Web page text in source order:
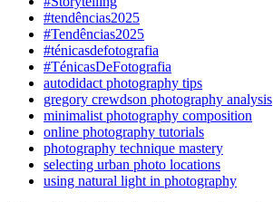
#tendências2025
#Tendências2025
#ténicasdefotografia
#TénicasDeFotografia
autodidact photography tips
gregory crewdson photography analysis
minimalist photography composition
online photography tutorials
photography technique mastery
selecting urban photo locations
using natural light in photography